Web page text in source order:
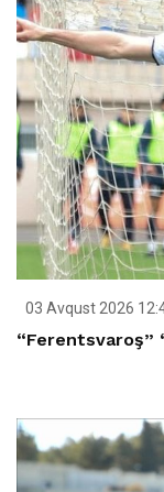
03 Avqust 2026
“Ferentsvaroş”